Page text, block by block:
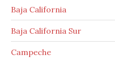
Baja California
Baja California Sur
Campeche